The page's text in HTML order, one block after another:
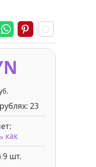
23
как
9 шт.